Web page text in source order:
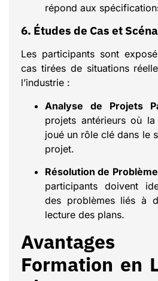
répond aux
6. Études de Cas et
Les participants sont
cas tirées de situations
l’industrie :
Analyse de Projets
projets antérieurs où
joué un rôle clé dans le
projet.
Résolution de
participants doivent
des problèmes liés à
lecture des plans.
Formation en